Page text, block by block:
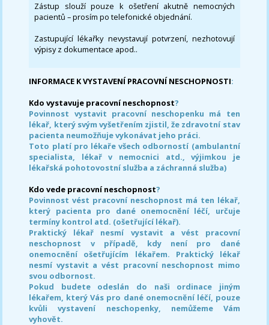
Zástup slouží pouze k ošetření akutně nemocných
pacientů – prosím po telefonické objednání.
Zastupující lékařky nevystavují potvrzení, nezhotovují
výpisy z dokumentace apod..
INFORMACE K VYSTAVENÍ PRACOVNÍ NESCHOPNOSTI:
Kdo vystavuje pracovní neschopnost?
Povinnost vystavit pracovní neschopenku má ten
lékař, který svým vyšetřením zjistil, že zdravotní stav
pacienta neumožňuje vykonávat jeho práci.
Toto platí pro lékaře všech odborností (ambulantní
specialista, lékař v nemocnici atd., výjimkou je
lékařská pohotovostní služba a záchranná služba)
Kdo vede pracovní neschopnost?
Povinnost vést pracovní neschopnost má ten lékař,
který pacienta pro dané onemocnění léčí, určuje
termíny kontrol atd. (ošetřující lékař).
Praktický lékař nesmí vystavit a vést pracovní
neschopnost v případě, kdy není pro dané
onemocnění ošetřujícím lékařem. Praktický lékař
nesmí vystavit a vést pracovní neschopnost mimo
svou odbornost.
Pokud budete odeslán do naši ordinace jiným
lékařem, který Vás pro dané onemocnění léčí, pouze
kvůli vystavení neschopenky, nemůžeme Vám
vyhovět.